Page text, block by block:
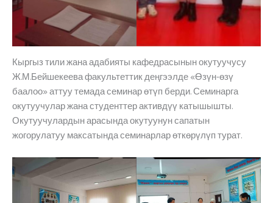
Кыргыз тили жана адабияты кафедрасынын окутуучусу
Ж.М.Бейшекеева факультеттик деңгээлде «Өзүн-өзү
баалоо» аттуу темада семинар өтүп берди. Семинарга
окутуучулар жана студенттер активдүү катышышты.
Окутуучулардын арасында окутуунун сапатын
жогорулатуу максатында семинарлар өткөрүлүп турат.